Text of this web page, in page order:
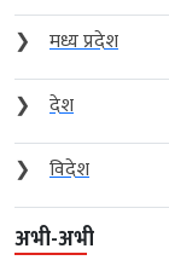
❯
मध्य प्रदेश
❯
देश
❯
विदेश
अभी-अभी